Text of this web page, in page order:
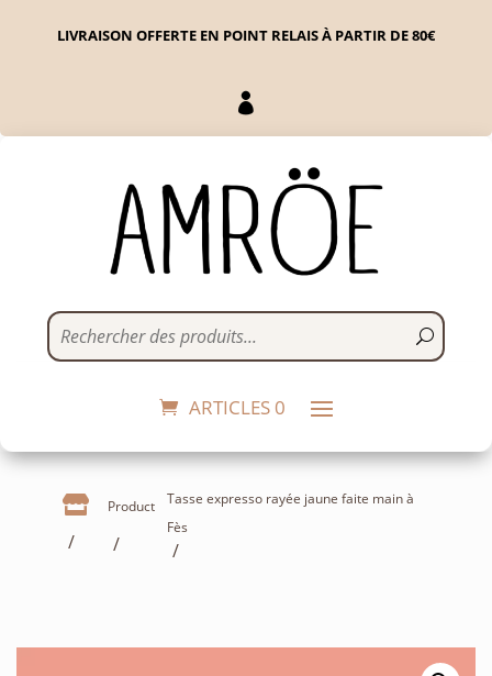
LIVRAISON OFFERTE EN POINT RELAIS À PARTIR DE 80€

ARTICLES 0
 Product
Tasse expresso rayée jaune faite main à
Fès
Merveille